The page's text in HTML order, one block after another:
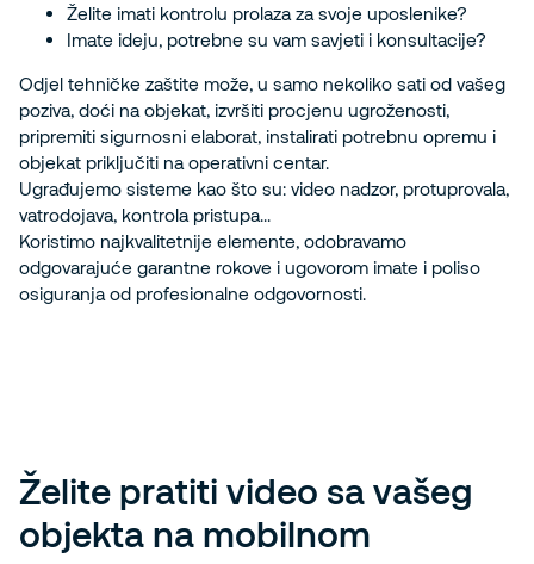
Želite imati kontrolu prolaza za svoje uposlenike?
Imate ideju, potrebne su vam savjeti i konsultacije?
Odjel tehničke zaštite može, u samo nekoliko sati od vašeg
poziva, doći na objekat, izvršiti procjenu ugroženosti,
pripremiti sigurnosni elaborat, instalirati potrebnu opremu i
objekat priključiti na operativni centar.
Ugrađujemo sisteme kao što su: video nadzor, protuprovala,
vatrodojava, kontrola pristupa...
Koristimo najkvalitetnije elemente, odobravamo
odgovarajuće garantne rokove i ugovorom imate i poliso
osiguranja od profesionalne odgovornosti.
Želite pratiti video sa vašeg
objekta na mobilnom